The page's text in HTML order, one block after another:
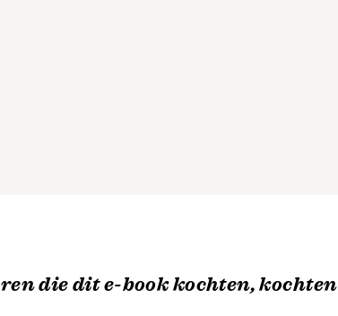
die dit e-book kochten, kochten